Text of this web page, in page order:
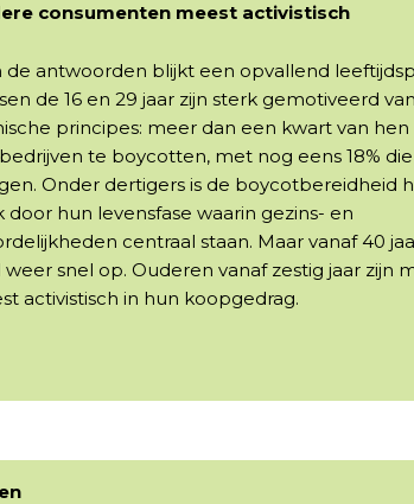
consumenten meest activistisch
de antwoorden blijkt een opvallend
de 16 en 29 jaar zijn sterk gemotiveerd
principes: meer dan een kwart van hen
te boycotten, met nog eens 18%
Onder dertigers is de boycotbereidheid
door hun levensfase waarin gezins- en
centraal staan. Maar vanaf 40
snel op. Ouderen vanaf zestig jaar zijn
activistisch in hun koopgedrag.